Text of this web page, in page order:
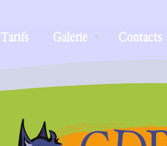
Tarifs Galerie Contacts